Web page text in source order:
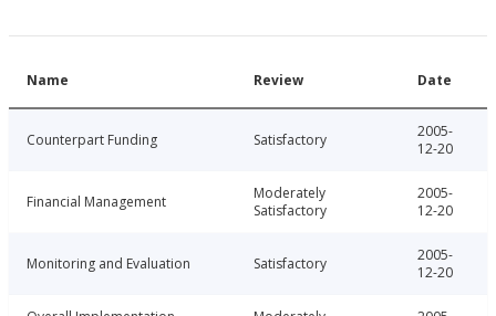
Name Review Date
Counterpart Funding Satisfactory
2005-
12-20
Financial Management
Moderately
Satisfactory
2005-
12-20
Monitoring and Evaluation Satisfactory
2005-
12-20